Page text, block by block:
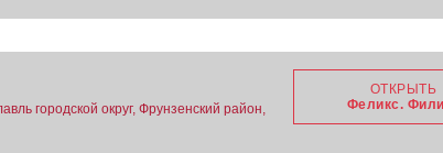
городской округ, Фрунзенский район,
ОТКРЫТЬ
Феликс.